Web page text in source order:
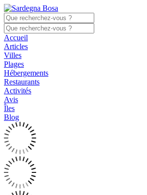
Accueil
Articles
Villes
Plages
Hébergements
Restaurants
Activités
Avis
Îles
Blog